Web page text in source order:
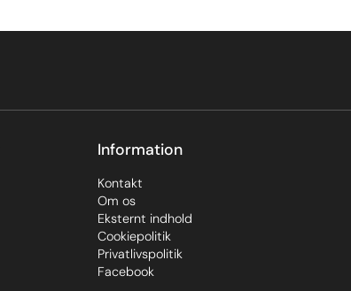
Information
Kontakt
Om os
Eksternt indhold
Cookiepolitik
Privatlivspolitik
Facebook